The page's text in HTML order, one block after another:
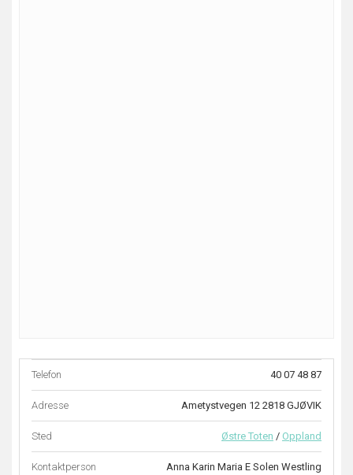
Telefon 40 07 48 87
Adresse Ametystvegen 12 2818 GJØVIK
Sted Østre Toten / Oppland
Kontaktperson Anna Karin Maria E Solen Westling